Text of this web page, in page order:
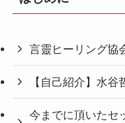
言靈ヒーリング協
【自己紹介】水
今までに頂いたセ